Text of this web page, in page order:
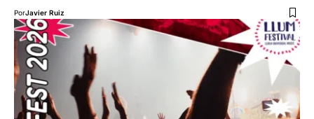
PorJavier Ruiz